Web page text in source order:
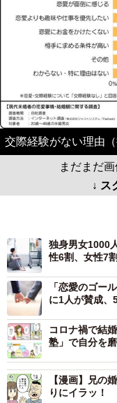
交際経験がない理由（
まだまだ
↓ ス
独身男女1000
性6割、女性7
「恋愛のゴー
に1人が賛成、
コロナ禍で結
塾」で自分を
【漫画】兄の
りにイラッ！